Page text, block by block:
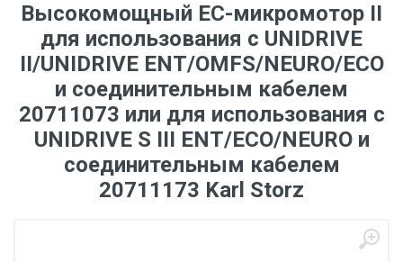
Высокомощный ЕС-микромотор II
для использования с UNIDRIVE
II/UNIDRIVE ENT/OMFS/NEURO/ECO
и соединительным кабелем
20711073 или для использования с
UNIDRIVE S III ENT/ECO/NEURO и
соединительным кабелем
20711173 Karl Storz